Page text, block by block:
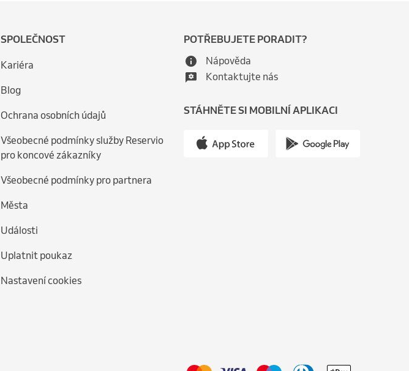
SPOLEČNOST
Kariéra
Blog
Ochrana osobních údajů
Všeobecné podmínky služby Reservio
pro koncové zákazníky
Všeobecné podmínky pro partnera
Města
Události
Uplatnit poukaz
Nastavení cookies
POTŘEBUJETE PORADIT?
Nápověda
Kontaktujte nás
STÁHNĚTE SI MOBILNÍ APLIKACI